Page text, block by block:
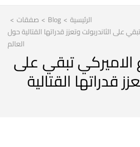
الرئيسية >
Blog
> صفقات >
على الثاندربولت وتعزز قدراتها القتالية حول
العالم
الاميركي تبقي على
قدراتها القتالية